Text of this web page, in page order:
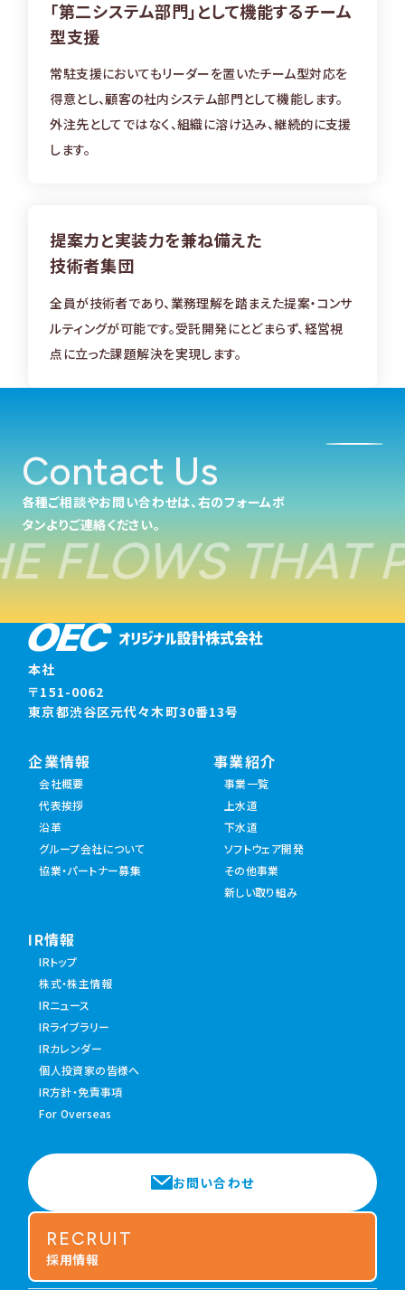
「第二システム部門」として機能するチーム
型支援
常駐支援においてもリーダーを置いたチーム型対応を
得意とし、顧客の社内システム部門として機能します。
外注先としてではなく、組織に溶け込み、継続的に支援
します。
提案力と実装力を兼ね備えた
技術者集団
全員が技術者であり、業務理解を踏まえた提案・コンサ
ルティングが可能です。受託開発にとどまらず、経営視
点に立った課題解決を実現します。
Contact Us
各種ご相談やお問い合わせは、右のフォームボ
タンよりご連絡ください。
THAT
本社
〒151-0062
東京都渋谷区元代々木町30番13号
企業情報
会社概要
代表挨拶
沿革
グループ会社について
協業・パートナー募集
事業紹介
事業一覧
上水道
下水道
ソフトウェア開発
その他事業
新しい取り組み
IR情報
IRトップ
株式・株主情報
IRニュース
IRライブラリー
IRカレンダー
個人投資家の皆様へ
IR方針・免責事項
For Overseas
お問い合わせ
RECRUIT
採用情報